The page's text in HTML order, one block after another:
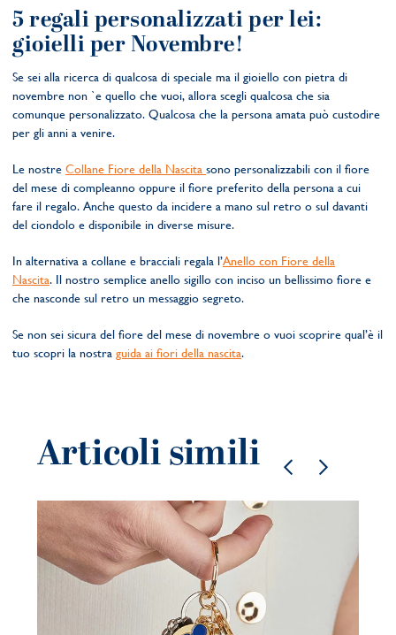
5 regali personalizzati per lei:
gioielli per Novembre!
Se sei alla ricerca di qualcosa di speciale ma il gioiello con pietra di
novembre non `e quello che vuoi, allora scegli qualcosa che sia
comunque personalizzato. Qualcosa che la persona amata può custodire
per gli anni a venire.
Le nostre Collane Fiore della Nascita sono personalizzabili con il fiore
del mese di compleanno oppure il fiore preferito della persona a cui
fare il regalo. Anche questo da incidere a mano sul retro o sul davanti
del ciondolo e disponibile in diverse misure.
In alternativa a collane e bracciali regala l’Anello con Fiore della
Nascita. Il nostro semplice anello sigillo con inciso un bellissimo fiore e
che nasconde sul retro un messaggio segreto.
Se non sei sicura del fiore del mese di novembre o vuoi scoprire qual’è il
tuo scopri la nostra guida ai fiori della nascita.
Articoli simili